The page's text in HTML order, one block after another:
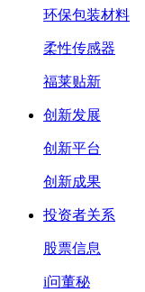
环保包装材料
柔性传感器
福莱贴新
创新发展
创新平台
创新成果
投资者关系
股票信息
i问董秘